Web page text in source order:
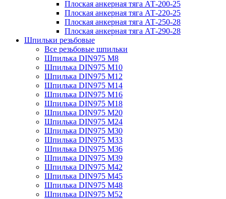
Плоская анкерная тяга АТ-200-25
Плоская анкерная тяга АТ-220-25
Плоская анкерная тяга АТ-250-28
Плоская анкерная тяга АТ-290-28
Шпильки резьбовые
Все резьбовые шпильки
Шпилька DIN975 М8
Шпилька DIN975 М10
Шпилька DIN975 М12
Шпилька DIN975 М14
Шпилька DIN975 М16
Шпилька DIN975 М18
Шпилька DIN975 М20
Шпилька DIN975 М24
Шпилька DIN975 М30
Шпилька DIN975 М33
Шпилька DIN975 М36
Шпилька DIN975 М39
Шпилька DIN975 М42
Шпилька DIN975 М45
Шпилька DIN975 М48
Шпилька DIN975 М52